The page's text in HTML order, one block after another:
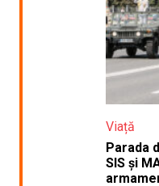
Viață
Parada
SIS și